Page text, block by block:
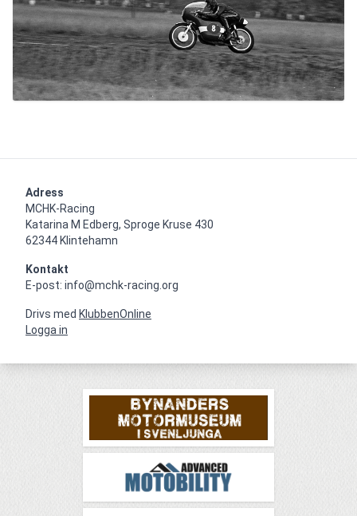
Adress
MCHK-Racing
Katarina M Edberg, Sproge Kruse 430
62344 Klintehamn
Kontakt
E-post: info@mchk-racing.org
Drivs med KlubbenOnline
Logga in